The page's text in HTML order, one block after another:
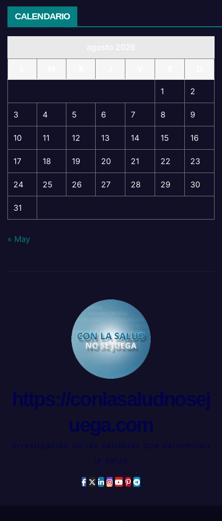
CALENDARIO
1 2
3 4 5 6 7 8 9
10 11 12 13 14 15 16
17 18 19 20 21 22 23
24 25 26 27 28 29 30
31
« May
https://conlasaludnosej
uega.com
Investigación de las variables que determinan
la salud